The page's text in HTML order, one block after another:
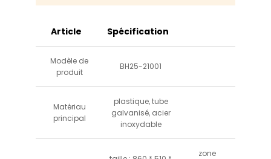
créer un espace unique et captivant qui
Article Spécification
Modèle de
produit
BH25-21001
Matériau
principal
plastique, tube
galvanisé, acier
inoxydable
zone